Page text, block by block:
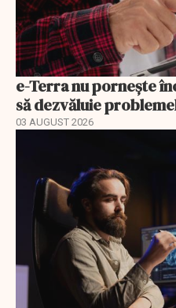
e-Terra nu pornește
să dezvăluie
03 AUGUST 2026